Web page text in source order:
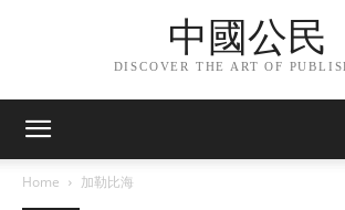
中國公民
DISCOVER THE ART OF
Home 加勒比海